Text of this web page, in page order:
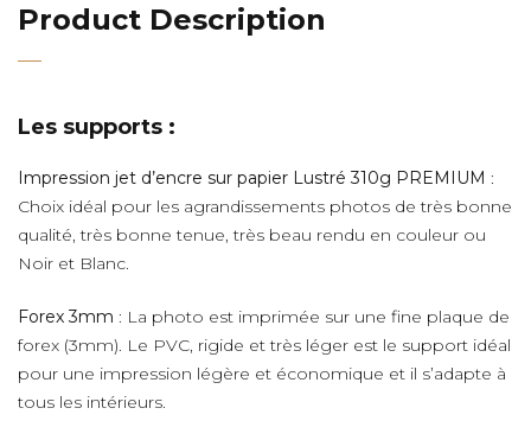
Product Description
Les supports :
Impression jet d’encre sur papier Lustré 310g PREMIUM :
Choix idéal pour les agrandissements photos de très bonne
qualité, très bonne tenue, très beau rendu en couleur ou
Noir et Blanc.
Forex 3mm : La photo est imprimée sur une fine plaque de
forex (3mm). Le PVC, rigide et très léger est le support idéal
pour une impression légère et économique et il s’adapte à
tous les intérieurs.